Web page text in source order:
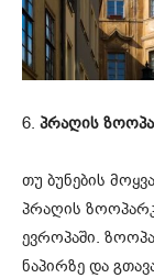
6. პრაღის
თუ ბუნების
პრაღის
ევროპაში.
ნაპირზე და